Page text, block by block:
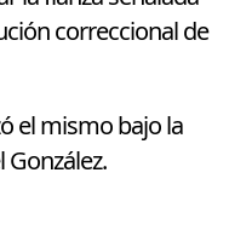
correccional de
el mismo bajo la